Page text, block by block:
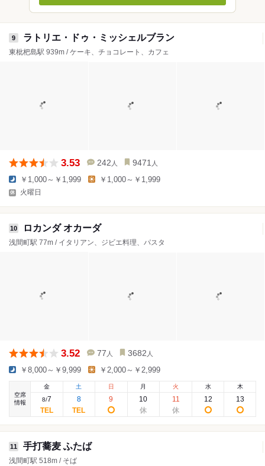
9 ラトリエ・ドゥ・ミッシェルブラン
東枇杷島駅 939m / ケーキ、チョコレート、カフェ
3.53 242 人 9471 人
￥1,000～￥1,999 ￥1,000～￥1,999
火曜日
10 ロカンダ オカーダ
浅間町駅 77m / イタリアン、ジビエ料理、パスタ
3.52 77 人 3682 人
￥8,000～￥9,999 ￥2,000～￥2,999
空席
情報
金
8/7
土
8
日
9
月
10
火
11
水
12
木
13
11 手打蕎麦 ふたば
浅間町駅 518m / そば